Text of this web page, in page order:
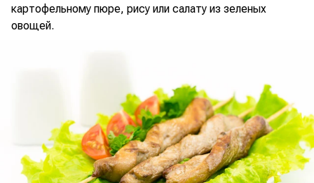
картофельному пюре, рису или салату из зеленых
овощей.